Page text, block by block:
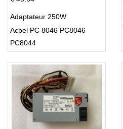
Adaptateur 250W
Acbel PC 8046 PC8046
PC8044